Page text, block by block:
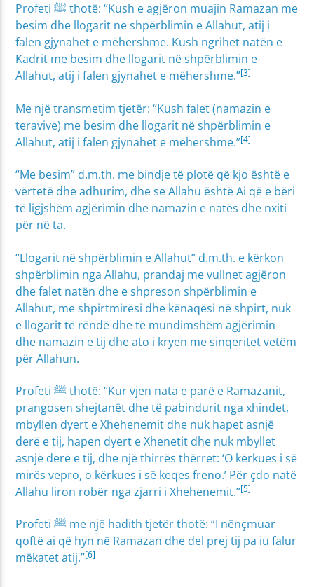
Profeti ﷺ thotë: “Kush e agjëron muajin Ramazan me
besim dhe llogarit në shpërblimin e Allahut, atij i
falen gjynahet e mëhershme. Kush ngrihet natën e
Kadrit me besim dhe llogarit në shpërblimin e
Allahut, atij i falen gjynahet e mëhershme.”[3]
Me një transmetim tjetër: “Kush falet (namazin e
teravive) me besim dhe llogarit në shpërblimin e
Allahut, atij i falen gjynahet e mëhershme.”[4]
“Me besim” d.m.th. me bindje të plotë që kjo është e
vërtetë dhe adhurim, dhe se Allahu është Ai që e bëri
të ligjshëm agjërimin dhe namazin e natës dhe nxiti
për në ta.
“Llogarit në shpërblimin e Allahut” d.m.th. e kërkon
shpërblimin nga Allahu, prandaj me vullnet agjëron
dhe falet natën dhe e shpreson shpërblimin e
Allahut, me shpirtmirësi dhe kënaqësi në shpirt, nuk
e llogarit të rëndë dhe të mundimshëm agjërimin
dhe namazin e tij dhe ato i kryen me sinqeritet vetëm
për Allahun.
Profeti ﷺ thotë: “Kur vjen nata e parë e Ramazanit,
prangosen shejtanët dhe të pabindurit nga xhindet,
mbyllen dyert e Xhehenemit dhe nuk hapet asnjë
derë e tij, hapen dyert e Xhenetit dhe nuk mbyllet
asnjë derë e tij, dhe një thirrës thërret: ‘O kërkues i së
mirës vepro, o kërkues i së keqes freno.’ Për çdo natë
Allahu liron robër nga zjarri i Xhehenemit.”[5]
Profeti ﷺ me një hadith tjetër thotë: “I nënçmuar
qoftë ai që hyn në Ramazan dhe del prej tij pa iu falur
mëkatet atij.”[6]